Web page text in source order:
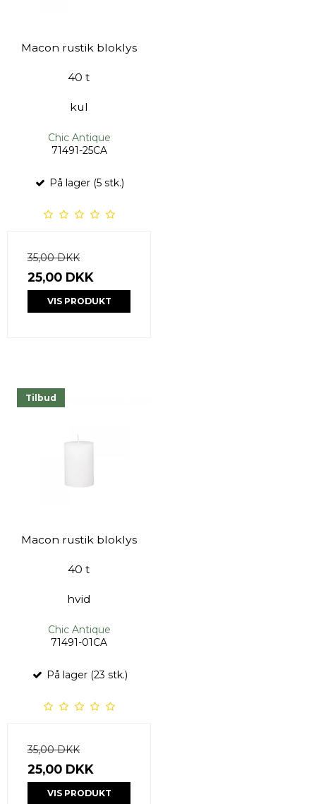
Macon rustik bloklys
40 t
kul
Chic Antique
71491-25CA
På lager (5 stk.)
35,00 DKK
25,00 DKK
VIS PRODUKT
Tilbud
Macon rustik bloklys
40 t
hvid
Chic Antique
71491-01CA
På lager (23 stk.)
35,00 DKK
25,00 DKK
VIS PRODUKT